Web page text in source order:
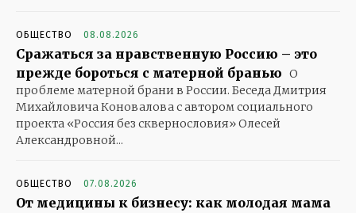
ОБЩЕСТВО 08.08.2026
Сражаться за нравственную Россию – это
прежде бороться с матерной бранью О
проблеме матерной брани в России. Беседа Дмитрия
Михайловича Коновалова с автором социального
проекта «Россия без сквернословия» Олесей
Александровной...
ОБЩЕСТВО 07.08.2026
От медицины к бизнесу: как молодая мама